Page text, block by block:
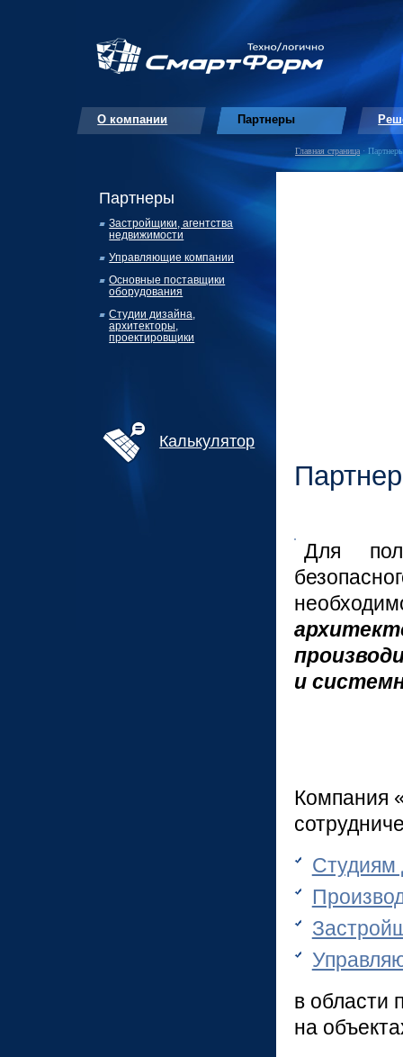
О компании Партнеры
Главная страница ·
Партнеры
Застройщики, агентства
недвижимости
Управляющие компании
Основные поставщики
оборудования
Студии дизайна,
архитекторы,
проектировщики
Калькулятор
Для
и
Компания
Студиям
в области
на